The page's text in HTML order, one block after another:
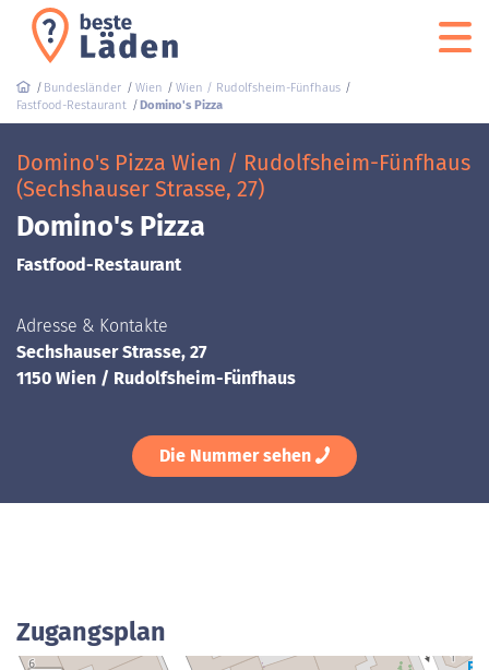
Bundesländer Wien
Wien / Rudolfsheim-Fünfhaus
Fastfood-Restaurant
Domino's Pizza
Domino's Pizza Wien / Rudolfsheim-Fünfhaus
(Sechshauser Strasse, 27)
Domino's Pizza
Fastfood-Restaurant
Adresse & Kontakte
Sechshauser Strasse, 27
1150 Wien / Rudolfsheim-Fünfhaus
Die Nummer sehen
Zugangsplan